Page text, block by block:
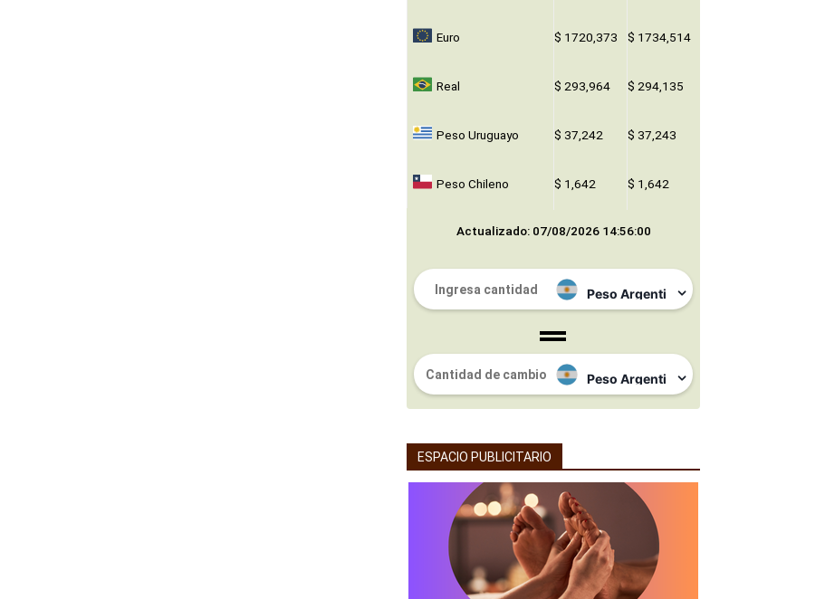
Euro $ 1720,373 $ 1734,514
Real $ 293,964 $ 294,135
Peso Uruguayo $ 37,242 $ 37,243
Peso Chileno $ 1,642 $ 1,642
Actualizado: 07/08/2026 14:56:00
ESPACIO PUBLICITARIO